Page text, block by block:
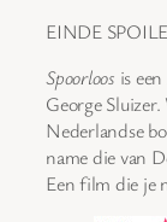
EINDE
Spoorloos is
George
Nederlandse
name die van
Een film die je